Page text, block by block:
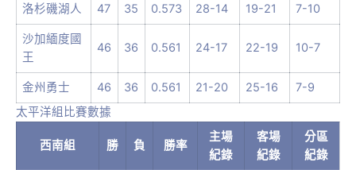
洛杉磯湖人 47 35 0.573 28-14 19-21 7-10
沙加緬度國
王
46 36 0.561 24-17 22-19 10-7
金州勇士 46 36 0.561 21-20 25-16
7-9
太平洋組比賽數據
西南組 勝 負 勝率
主場
紀錄
客場
紀錄
分區
紀錄